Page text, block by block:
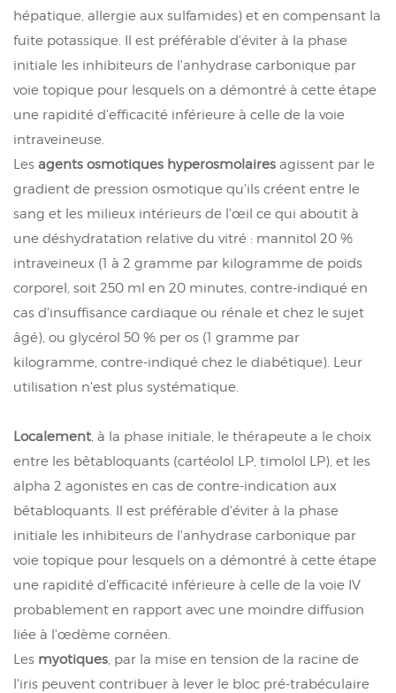
hépatique, allergie aux sulfamides) et en compensant la
fuite potassique. Il est préférable d'éviter à la phase
initiale les inhibiteurs de l'anhydrase carbonique par
voie topique pour lesquels on a démontré à cette étape
une rapidité d'efficacité inférieure à celle de la voie
intraveineuse.
Les agents osmotiques hyperosmolaires agissent par le
gradient de pression osmotique qu'ils créent entre le
sang et les milieux intérieurs de l'œil ce qui aboutit à
une déshydratation relative du vitré : mannitol 20 %
intraveineux (1 à 2 gramme par kilogramme de poids
corporel, soit 250 ml en 20 minutes, contre-indiqué en
cas d'insuffisance cardiaque ou rénale et chez le sujet
âgé), ou glycérol 50 % per os (1 gramme par
kilogramme, contre-indiqué chez le diabétique). Leur
utilisation n'est plus systématique.
Localement, à la phase initiale, le thérapeute a le choix
entre les bêtabloquants (cartéolol LP, timolol LP), et les
alpha 2 agonistes en cas de contre-indication aux
bêtabloquants. Il est préférable d'éviter à la phase
initiale les inhibiteurs de l'anhydrase carbonique par
voie topique pour lesquels on a démontré à cette étape
une rapidité d'efficacité inférieure à celle de la voie IV
probablement en rapport avec une moindre diffusion
liée à l'œdème cornéen.
Les myotiques, par la mise en tension de la racine de
l'iris peuvent contribuer à lever le bloc pré-trabéculaire